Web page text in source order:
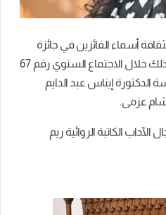
أسماء الفائزين في جائزة
الدولة فى التفوق لعام 2022، وذلك خلال الاجتماع السنوي رقم 67
الدكتورة إيناس عبد الدايم
هشام عزمى.
الكاتبة الروائية ريم